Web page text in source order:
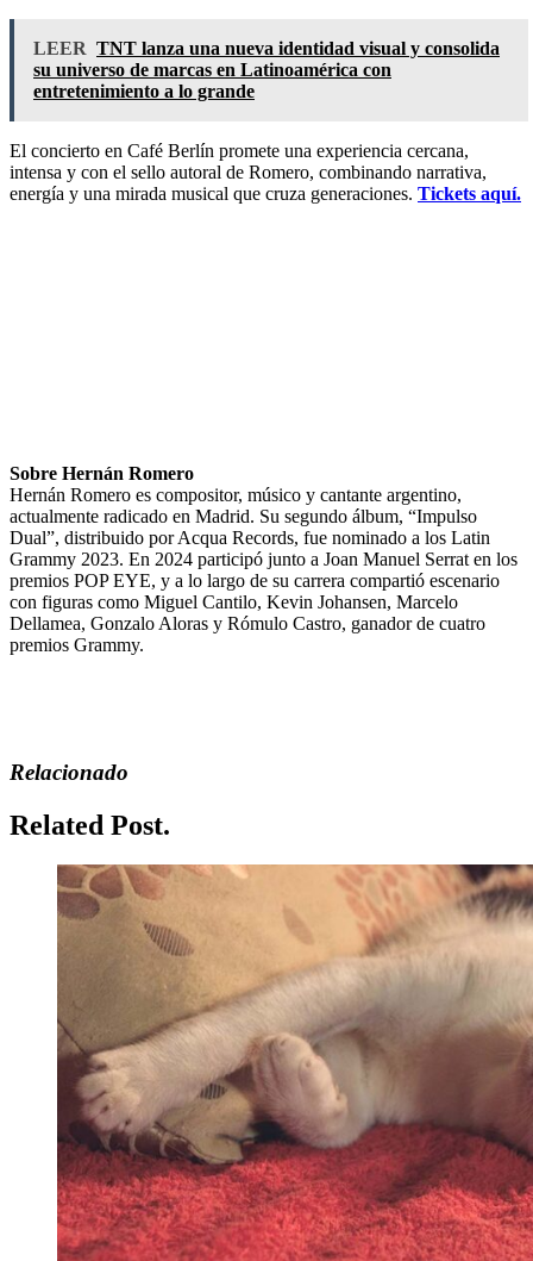
LEER TNT lanza una nueva identidad visual y consolida
su universo de marcas en Latinoamérica con
entretenimiento a lo grande
El concierto en Café Berlín promete una experiencia cercana,
intensa y con el sello autoral de Romero, combinando narrativa,
energía y una mirada musical que cruza generaciones. Tickets aquí.
Sobre Hernán Romero
Hernán Romero es compositor, músico y cantante argentino,
actualmente radicado en Madrid. Su segundo álbum, “Impulso
Dual”, distribuido por Acqua Records, fue nominado a los Latin
Grammy 2023. En 2024 participó junto a Joan Manuel Serrat en los
premios POP EYE, y a lo largo de su carrera compartió escenario
con figuras como Miguel Cantilo, Kevin Johansen, Marcelo
Dellamea, Gonzalo Aloras y Rómulo Castro, ganador de cuatro
premios Grammy.
Relacionado
Related Post.